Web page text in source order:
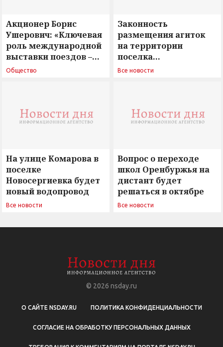
Акционер Борис
Ушерович: «Ключевая
роль международной
выставки поездов –
поиск ответов на
Общество
Законность
размещения агиток
на территории
поселка
Новосергиевка
Все новости
На улице Комарова в
поселке
Новосергиевка будет
новый водопровод
Все новости
Вопрос о переходе
школ Оренбуржья на
дистант будет
решаться в октябре
Все новости
© 2026 nsday.ru
О САЙТЕ NSDAY.RU ПОЛИТИКА КОНФИДЕНЦИАЛЬНОСТИ
СОГЛАСИЕ НА ОБРАБОТКУ ПЕРСОНАЛЬНЫХ ДАННЫХ